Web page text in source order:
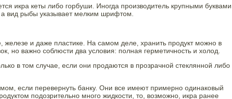
икра кеты либо горбуши. Иногда производитель крупными буквами
а вид рыбы указывает мелким шрифтом.
железе и даже пластике. На самом деле, хранить продукт можно в
но важно соблюсти два условия: полная герметичность и холод.
в том случае, если они продаются в прозрачной стеклянной либо
если перевернуть банку. Они все имеют примерно одинаковый
подозрительно много жидкости, то, возможно, икра ранее